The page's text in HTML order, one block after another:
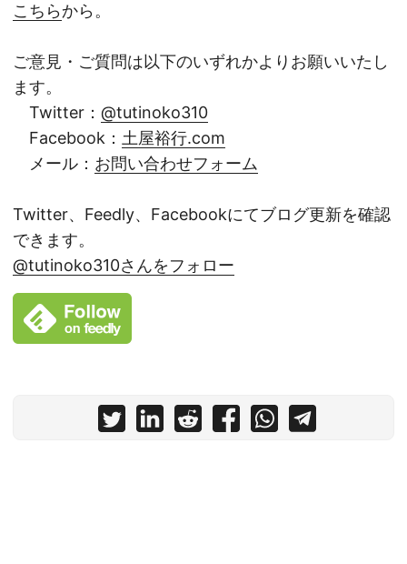
こちらから。
ご意見・ご質問は以下のいずれかよりお願いいたし
ます。
Twitter： @tutinoko310
Facebook： 土屋裕行.com
メール： お問い合わせフォーム
Twitter、Feedly、Facebookにてブログ更新を確認
できます。
@tutinoko310さんをフォロー